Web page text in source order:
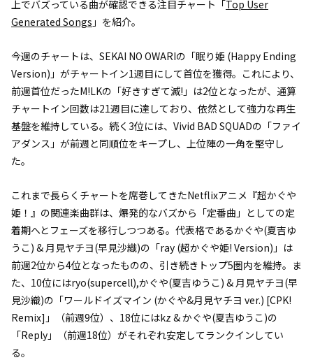
上でバズっている曲が確認できる注目チャート「Top User
Generated Songs 」を紹介。
今週のチャートは、SEKAI NO OWARIの「眠り姫 (Happy Ending
Version)」がチャートイン1週目にして首位を獲得。これにより、
前週首位だったM!LKの「好きすぎて滅!」は2位となったが、通算
チャートイン回数は21週目に達しており、依然として強力な再生
基盤を維持している。続く3位には、Vivid BAD SQUADの「ファイ
アダンス」が前週と同順位をキープし、上位陣の一角を堅守し
た。
これまで長らくチャートを席巻してきたNetflixアニメ『超かぐや
姫！』の関連楽曲群は、爆発的なバズから「定番曲」としての定
着期へとフェーズを移行しつつある。代表格であるかぐや(夏吉ゆ
うこ) & 月見ヤチヨ(早見沙織)の「ray (超かぐや姫! Version)」は
前週2位から4位となったものの、引き続きトップ5圏内を維持。ま
た、10位にはryo(supercell),かぐや(夏吉ゆうこ) & 月見ヤチヨ(早
見沙織)の「ワールドイズマイン (かぐや&月見ヤチヨ ver.) [CPK!
Remix]」（前週9位）、18位にはkz & かぐや(夏吉ゆうこ)の
「Reply」（前週18位）がそれぞれ安定してランクインしてい
る。